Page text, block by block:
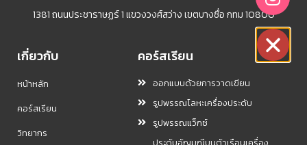
1381 ถนนประชาราษฏร์ 1 แขวงวงศ์สว่าง เขตบางซื่อ กทม 10800
เกี่ยวกับ
หน้าหลัก
คอร์สเรียน
วิทยากร
คอร์สเรียน
ออกแบบด้วยการวาดเขียน
รูปพรรณโลหะเครื่องประดับ
รูปพรรณแว็กซ์
ประดับอัญมณีบนตัวเรือนเครื่อง